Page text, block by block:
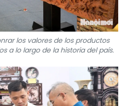
los valores de los productos
a lo largo de la historia del país.